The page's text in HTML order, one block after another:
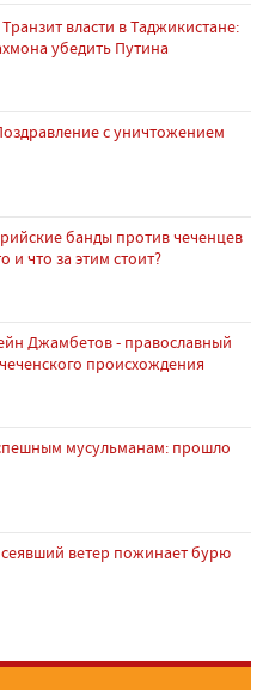
Транзит власти в Таджикистане:
убедить Путина
с уничтожением
банды против чеченцев
и что за этим стоит?
Джамбетов - православный
происхождения
мусульманам: прошло
ветер пожинает бурю